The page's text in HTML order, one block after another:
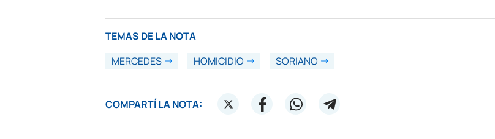
TEMAS DE LA NOTA
MERCEDES
HOMICIDIO SORIANO
COMPARTÍ LA NOTA: